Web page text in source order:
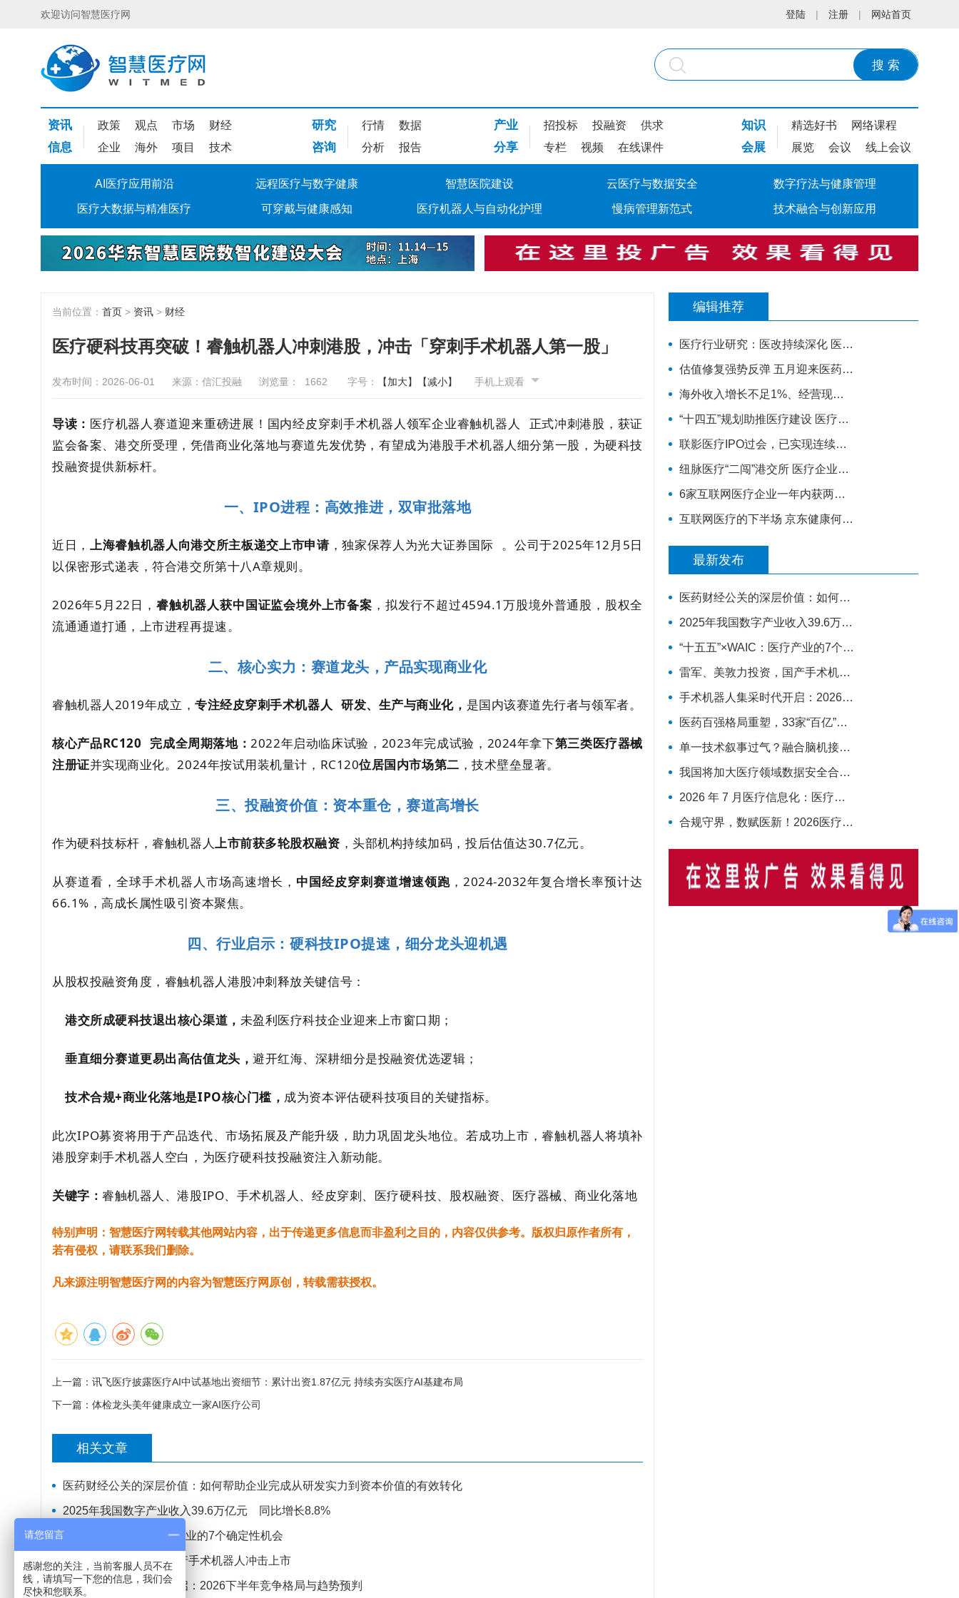
欢迎访问智慧医疗网 登陆 | 注册 | 网站首页
搜 索
资讯 政策 观点 市场 财经
信息 企业 海外 项目 技术
研究 行情 数据
咨询 分析 报告
产业 招投标 投融资 供求
分享 专栏 视频 在线课件
知识 精选好书 网络课程
会展 展览 会议 线上会议
AI医疗应用前沿 远程医疗与数字健康 智慧医院建设 云医疗与数据安全 数字疗法与健康管理
医疗大数据与精准医疗 可穿戴与健康感知 医疗机器人与自动化护理 慢病管理新范式 技术融合与创新应用
当前位置： 首页 > 资讯 > 财经
医疗硬科技再突破！睿触机器人冲刺港股，冲击「穿刺手术机器人第一股」
发布时间：2026-06-01 来源：信汇投融 浏览量： 1662 字号： 【加大】 【减小】 手机上观看
导读： 医疗机器人赛道迎来重磅进展！国内经皮穿刺手术机器人领军企业睿触机器人
正式冲刺港股，获证
监会备案、港交所受理，凭借商业化落地与赛道先发优势，有望成为港股手术机器人细分第一股，为硬科技
投融资提供新标杆。
一、IPO进程：高效推进，双审批落地
近日， 上海睿触机器人向港交所主板递交上市申请，独家保荐人为光大证券国际 。公司于2025年12月5日
以保密形式递表，符合港交所第十八A章规则。
2026年5月22日， 睿触机器人获中国证监会境外上市备案 ，拟发行不超过4594.1万股境外普通股，股权全
流通通道打通，上市进程再提速。
二、核心实力：赛道龙头，产品实现商业化
睿触机器人2019年成立，专注经皮穿刺手术机器人 研发、生产与商业化， 是国内该赛道先行者与领军者。
核心产品RC120 完成全周期落地：2022年启动临床试验，2023年完成试验，2024年拿下第三类医疗器械
注册证并实现商业化。2024年按试用装机量计，RC120位居国内市场第二 ，技术壁垒显著。
三、投融资价值：资本重仓，赛道高增长
作为硬科技标杆，睿触机器人上市前获多轮股权融资 ，头部机构持续加码，投后估值达30.7亿元。
从赛道看，全球手术机器人市场高速增长， 中国经皮穿刺赛道增速领跑 ，2024-2032年复合增长率预计达
66.1%，高成长属性吸引资本聚焦。
四、行业启示：硬科技IPO提速，细分龙头迎机遇
从股权投融资角度，睿触机器人港股冲刺释放关键信号：
港交所成硬科技退出核心渠道， 未盈利医疗科技企业迎来上市窗口期；
垂直细分赛道更易出高估值龙头，避开红海、深耕细分是投融资优选逻辑；
技术合规+商业化落地是IPO核心门槛， 成为资本评估硬科技项目的关键指标。
此次IPO募资将用于产品迭代、市场拓展及产能升级，助力巩固龙头地位。若成功上市，睿触机器人将填补
港股穿刺手术机器人空白，为医疗硬科技投融资注入新动能。
关键字：睿触机器人、港股IPO、手术机器人、经皮穿刺、医疗硬科技、股权融资、医疗器械、商业化落地
特别声明：智慧医疗网转载其他网站内容，出于传递更多信息而非盈利之目的，内容仅供参考。版权归原作者所有，
若有侵权，请联系我们删除。
凡来源注明智慧医疗网的内容为智慧医疗网原创，转载需获授权。
上一篇： 讯飞医疗披露医疗AI中试基地出资细节：累计出资1.87亿元 持续夯实医疗AI基建布局
下一篇： 体检龙头美年健康成立一家AI医疗公司
相关文章
医药财经公关的深层价值：如何帮助企业完成从研发实力到资本价值的有效转化
2025年我国数字产业收入39.6万亿元 同比增长8.8%
“十五五”×WAIC：医疗产业的7个确定性机会
雷军、美敦力投资，国产手术机器人冲击上市
手术机器人集采时代开启：2026下半年竞争格局与趋势预判
编辑推荐
医疗行业研究：医改持续深化 医疗板块景气领域值得关注
估值修复强势反弹 五月迎来医药行情？
海外收入增长不足1%、经营现金流大降，迈瑞医疗跌超8%| 公司观察
“十四五”规划助推医疗建设 医疗新基建拉动产业链发展
联影医疗IPO过会，已实现连续盈利
纽脉医疗“二闯”港交所 医疗企业为何“扎堆”赴港IPO？
6家互联网医疗企业一年内获两轮融资，行业破冰开始？
互联网医疗的下半场 京东健康何去何从？
最新发布
医药财经公关的深层价值：如何帮助企业完成从研发实力到资本价值的有效转化
2025年我国数字产业收入39.6万亿元 同比增长8.8%
“十五五”×WAIC：医疗产业的7个确定性机会
雷军、美敦力投资，国产手术机器人冲击上市
手术机器人集采时代开启：2026下半年竞争格局与趋势预判
医药百强格局重塑，33家“百亿”企业揽下66%营收
单一技术叙事过气？融合脑机接口、AI、具身智能的新范式来了！
我国将加大医疗领域数据安全合规供给，概念股汇总
2026 年 7 月医疗信息化：医疗数据要素全面放开，AI 临床商业化迎来兑现窗口
合规守界，数赋医新！2026医疗数据资产流通全链路破局与产业落地深度复盘
请您留言
感谢您的关注，当前客服人员不在
线，请填写一下您的信息，我们会
尽快和您联系。